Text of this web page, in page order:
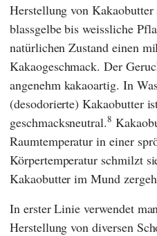
Herstellung von
blassgelbe bis weissliche
natürlichen Zustand einen
Kakaogeschmack. Der
angenehm kakaoartig. In
(desodorierte) Kakaobutter
geschmacksneutral.8
Raumtemperatur in einer
Körpertemperatur schmilzt
Kakaobutter im Mund
In erster Linie verwendet
Herstellung von diversen